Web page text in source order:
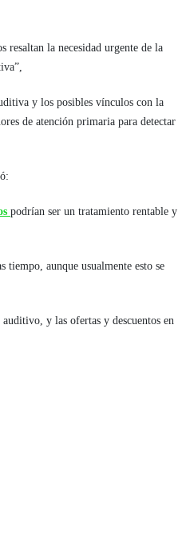
resaltan la necesidad urgente de la
y los posibles vínculos con la
de atención primaria para detectar
podrían ser un tratamiento rentable y
tiempo, aunque usualmente esto se
y las ofertas y descuentos en